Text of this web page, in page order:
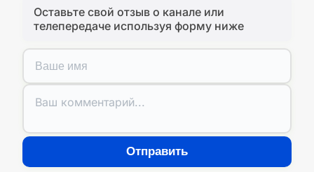
Оставьте свой отзыв о канале или
телепередаче используя форму ниже
Отправить